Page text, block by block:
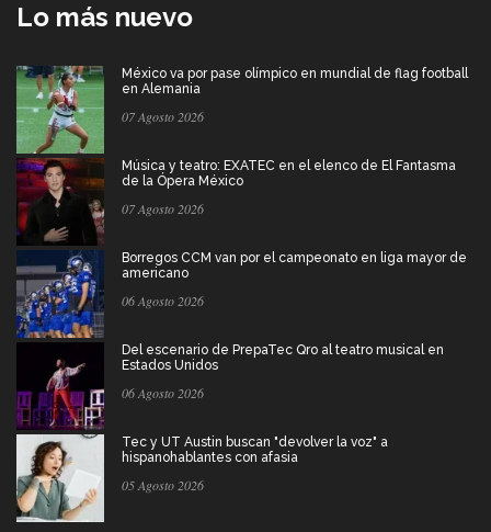
Lo más nuevo
México va por pase olímpico en mundial de flag football
en Alemania
07 Agosto 2026
Música y teatro: EXATEC en el elenco de El Fantasma
de la Ópera México
07 Agosto 2026
Borregos CCM van por el campeonato en liga mayor de
americano
06 Agosto 2026
Del escenario de PrepaTec Qro al teatro musical en
Estados Unidos
06 Agosto 2026
Tec y UT Austin buscan "devolver la voz" a
hispanohablantes con afasia
05 Agosto 2026